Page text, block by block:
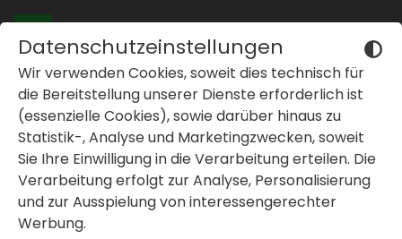
Datenschutzeinstellungen
Wir verwenden Cookies, soweit dies tech­nisch für
die Bereit­stel­lung unserer Dienste erfor­der­lich ist
(essen­zi­elle Cookies), sowie darüber hinaus zu
Statistik-, Analyse und Marke­ting­zwe­cken, soweit
Sie Ihre Einwil­li­gung in die Verar­bei­tung erteilen. Die
Verar­bei­tung erfolgt zur Analyse, Perso­na­li­sie­rung
und zur Ausspie­lung von inter­es­sen­ge­rechter
Werbung.
oder ausblenden
oder ausblenden
Vielen Dank für Ihr Inter­
esse!
Derzeit sind alle unsere Büro­ti­sche besetzt. Aber wir
erwarten in unserem Team auch Pensio­nie­rungen
lang­jäh­riger Mitar­beiter.